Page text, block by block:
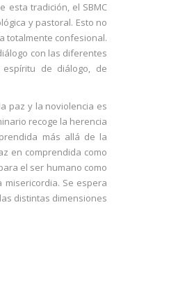
esta tradición, el SBMC
y pastoral. Esto no
totalmente confesional.
con las diferentes
de diálogo, de
paz y la noviolencia es
recoge la herencia
más allá de la
en comprendida como
el ser humano como
Se espera
distintas dimensiones